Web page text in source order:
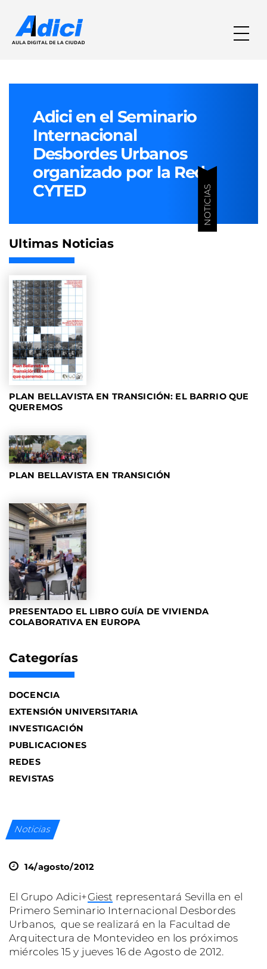
Adici en el Seminario
Internacional
Desbordes Urbanos
organizado por la Red
CYTED
NOTICIAS
Ultimas Noticias
PLAN BELLAVISTA EN TRANSICIÓN: EL BARRIO QUE
QUEREMOS
PLAN BELLAVISTA EN TRANSICIÓN
PRESENTADO EL LIBRO GUÍA DE VIVIENDA
COLABORATIVA EN EUROPA
Categorías
DOCENCIA
EXTENSIÓN UNIVERSITARIA
INVESTIGACIÓN
PUBLICACIONES
REDES
REVISTAS
Noticias
14/agosto/2012
El Grupo Adici+Giest representará Sevilla en el
Primero Seminario Internacional Desbordes
Urbanos, que se realizará en la Facultad de
Arquitectura de Montevideo en los próximos
miércoles 15 y jueves 16 de Agosto de 2012.